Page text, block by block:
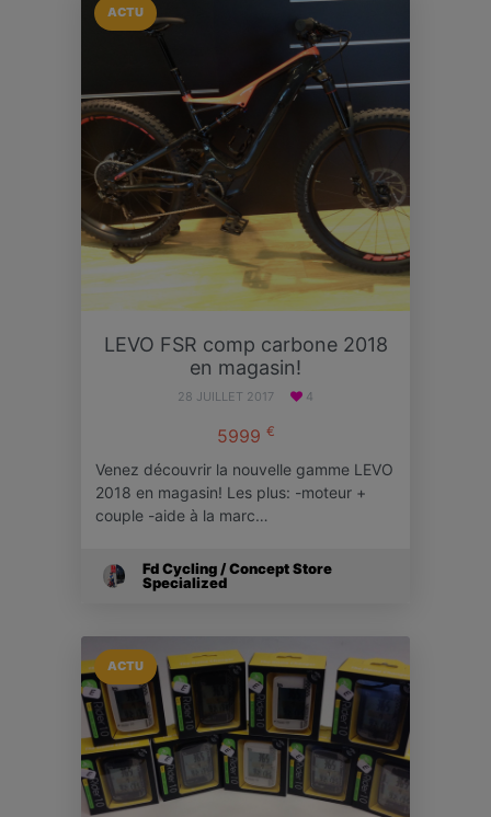
ACTU
LEVO FSR comp carbone 2018
en magasin!
28 JUILLET 2017 4
5999 €
Venez découvrir la nouvelle gamme LEVO
2018 en magasin! Les plus: -moteur +
couple -aide à la marc…
Fd Cycling / Concept Store
Specialized
ACTU